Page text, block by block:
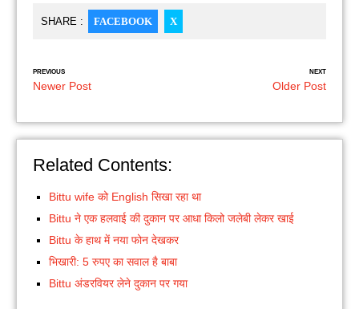
SHARE : FACEBOOK X
PREVIOUS
Newer Post
NEXT
Older Post
Related Contents:
Bittu wife को English सिखा रहा था
Bittu ने एक हलवाई की दुकान पर आधा किलो जलेबी लेकर खाई
Bittu के हाथ में नया फोन देखकर
भिखारी: 5 रुपए का सवाल है बाबा
Bittu अंडरवियर लेने दुकान पर गया